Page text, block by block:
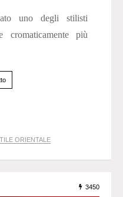
uno degli stilisti
cromaticamente più
ORIENTALE
3450